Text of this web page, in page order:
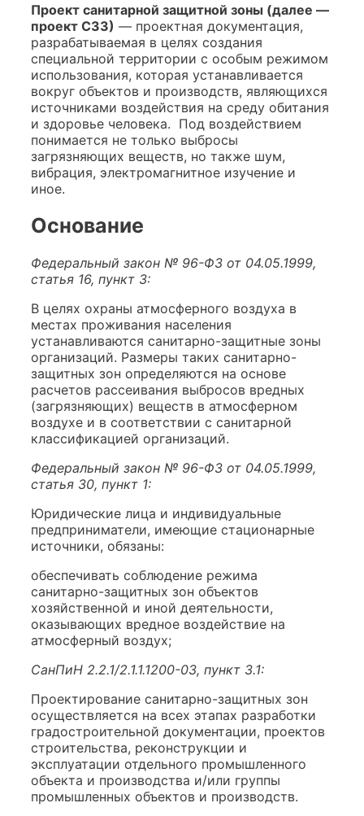
Проект санитарной защитной зоны (далее —
проект СЗЗ) — проектная документация,
разрабатываемая в целях создания
специальной территории с особым режимом
использования, которая устанавливается
вокруг объектов и производств, являющихся
источниками воздействия на среду обитания
и здоровье человека. Под воздействием
понимается не только выбросы
загрязняющих веществ, но также шум,
вибрация, электромагнитное изучение и
иное.
Основание
Федеральный закон № 96-ФЗ от 04.05.1999,
статья 16, пункт 3:
В целях охраны атмосферного воздуха в
местах проживания населения
устанавливаются санитарно-защитные зоны
организаций. Размеры таких санитарно-
защитных зон определяются на основе
расчетов рассеивания выбросов вредных
(загрязняющих) веществ в атмосферном
воздухе и в соответствии с санитарной
классификацией организаций.
Федеральный закон № 96-ФЗ от 04.05.1999,
статья 30, пункт 1:
Юридические лица и индивидуальные
предприниматели, имеющие стационарные
источники, обязаны:
обеспечивать соблюдение режима
санитарно-защитных зон объектов
хозяйственной и иной деятельности,
оказывающих вредное воздействие на
атмосферный воздух;
СанПиН 2.2.1/2.1.1.1200-03, пункт 3.1:
Проектирование санитарно-защитных зон
осуществляется на всех этапах разработки
градостроительной документации, проектов
строительства, реконструкции и
эксплуатации отдельного промышленного
объекта и производства и/или группы
промышленных объектов и производств.